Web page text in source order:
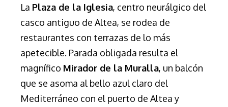
La Plaza de la Iglesia, centro neurálgico del
casco antiguo de Altea, se rodea de
restaurantes con terrazas de lo más
apetecible. Parada obligada resulta el
magnífico Mirador de la Muralla, un balcón
que se asoma al bello azul claro del
Mediterráneo con el puerto de Altea y